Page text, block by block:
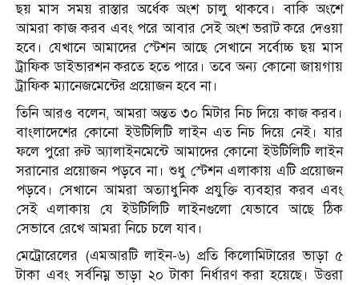
ছয় মাস সময় রাস্তার অর্ধেক অংশ চালু থাকবে। বাকি অংশে
আমরা কাজ করব এবং পরে আবার সেই অংশ ভরাট করে দেওয়া
হবে। যেখানে আমাদের স্টেশন আছে সেখানে সর্বোচ্চ ছয় মাস
ট্রাফিক ডাইভারশন করতে হতে পারে। তবে অন্য কোনো জায়গায়
ট্রাফিক ম্যানেজমেন্টের প্রয়োজন হবে না।
তিনি আরও বলেন, আমরা অন্তত ৩০ মিটার নিচ দিয়ে কাজ করব।
বাংলাদেশের কোনো ইউটিলিটি লাইন এত নিচ দিয়ে নেই। যার
ফলে পুরো রুট অ্যালাইনমেন্টে আমাদের কোনো ইউটিলিটি লাইন
সরানোর প্রয়োজন পড়বে না। শুধু স্টেশন এলাকায় এটি প্রয়োজন
পড়বে। সেখানে আমরা অত্যাধুনিক প্রযুক্তি ব্যবহার করব এবং
সেই এলাকায় যে ইউটিলিটি লাইনগুলো যেভাবে আছে ঠিক
সেভাবে রেখে আমরা নিচে চলে যাব।
মেট্রোরেলের (এমআরটি লাইন-৬) প্রতি কিলোমিটারের ভাড়া ৫
টাকা এবং সর্বনিম্ন ভাড়া ২০ টাকা নির্ধারণ করা হয়েছে। উত্তরা